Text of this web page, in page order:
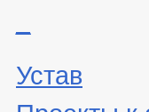
Устав